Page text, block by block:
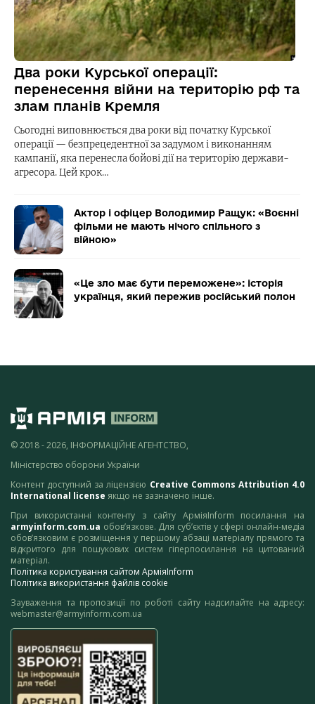
Два роки Курської операції:
перенесення війни на територію рф та
злам планів Кремля
Сьогодні виповнюється два роки від початку Курської
операції — безпрецедентної за задумом і виконанням
кампанії, яка перенесла бойові дії на територію держави-
агресора. Цей крок…
Актор і офіцер Володимир Ращук: «Воєнні
фільми не мають нічого спільного з
війною»
«Це зло має бути переможене»: історія
українця, який пережив російський полон
© 2018 - 2026, ІНФОРМАЦІЙНЕ АГЕНТСТВО,
Міністерство оборони України
Контент доступний за ліцензією Creative Commons Attribution 4.0
International license якщо не зазначено інше.
При використанні контенту з сайту АрміяInform посилання на
armyinform.com.ua обов’язкове. Для суб’єктів у сфері онлайн-медіа
обов’язковим є розміщення у першому абзаці матеріалу прямого та
відкритого для пошукових систем гіперпосилання на цитований
матеріал.
Політика користування сайтом АрміяInform
Політика використання файлів cookie
Зауваження та пропозиції по роботі сайту надсилайте на адресу:
webmaster@armyinform.com.ua